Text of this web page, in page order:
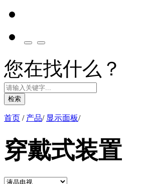
您在找什么？
检索
首页 / 产品/ 显示面板/
穿戴式装置